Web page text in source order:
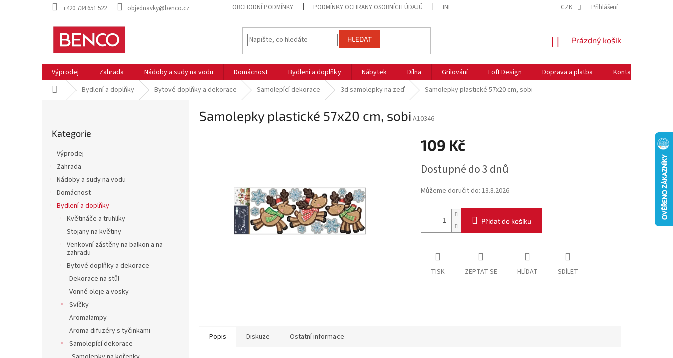
na
+420 734 651 522 objednavky@benco.cz OBCHODNÍ PODMÍNKY PODMÍNKY OCHRANY OSOBNÍCH ÚDAJŮ INFORMACE O COOKIES NEJČASTĚJŠÍ OTÁZKY
CZK Přihlášení
HLEDAT
NÁKUPNÍ
Prázdný košík
Výprodej Zahrada Nádoby a sudy na vodu Domácnost Bydlení a doplňky Nábytek Dílna Grilování Loft Design Doprava a platba Kontakty
Domů Bydlení a doplňky Bytové doplňky a dekorace Samolepící dekorace 3d samolepky na zeď Samolepky plastické 57x20 cm, sobi
kategorie
Kategorie
Výprodej
Zahrada
Nádoby a sudy na vodu
Domácnost
Bydlení a doplňky
Květináče a truhlíky
Stojany na květiny
Venkovní zástěny na balkon a na
zahradu
Bytové doplňky a dekorace
Dekorace na stůl
Vonné oleje a vosky
Svíčky
Aromalampy
Aroma difuzéry s tyčinkami
Samolepící dekorace
Samolepky plastické 57x20 cm, sobi A10346
109 Kč
cena:
Dostupné do 3 dnů
Můžeme doručit do: 13.8.2026
Přidat do košíku
TISK ZEPTAT SE HLÍDAT SDÍLET
Popis Diskuze Ostatní informace